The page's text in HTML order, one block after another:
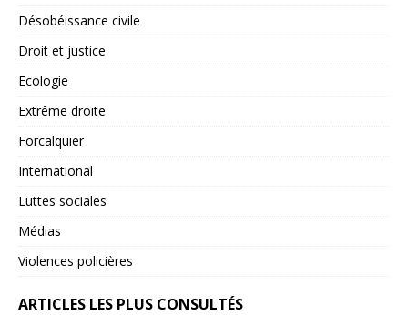
Désobéissance civile
Droit et justice
Ecologie
Extrême droite
Forcalquier
International
Luttes sociales
Médias
Violences policières
ARTICLES LES PLUS CONSULTÉS